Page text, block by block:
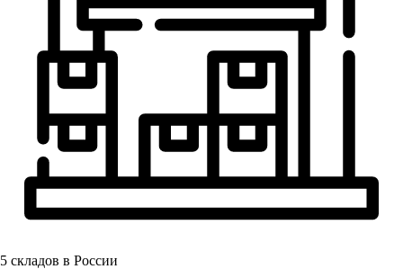
5 складов в России